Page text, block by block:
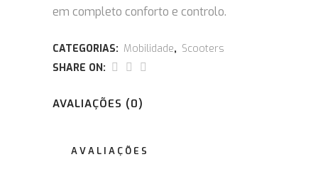
em completo conforto e controlo.
CATEGORIAS: Mobilidade, Scooters
SHARE ON:
AVALIAÇÕES (0)
AVALIAÇÕES